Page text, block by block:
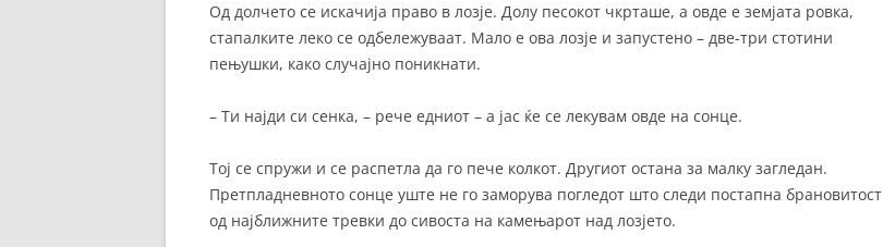
Од долчето се искачија право в лозје. Долу песокот чкрташе, а овде е земјата ровка,
стапалките леко се одбележуваат. Мало е ова лозје и запустено – две-три стотини
пењушки, како случајно поникнати.
– Ти најди си сенка, – рече едниот – а јас ќе се лекувам овде на сонце.
Тој се спружи и се распетла да го пече колкот. Другиот остана за малку загледан.
Претпладневното сонце уште не го заморува погледот што следи постапна брановитост
од најближните тревки до сивоста на камењарот над лозјето.